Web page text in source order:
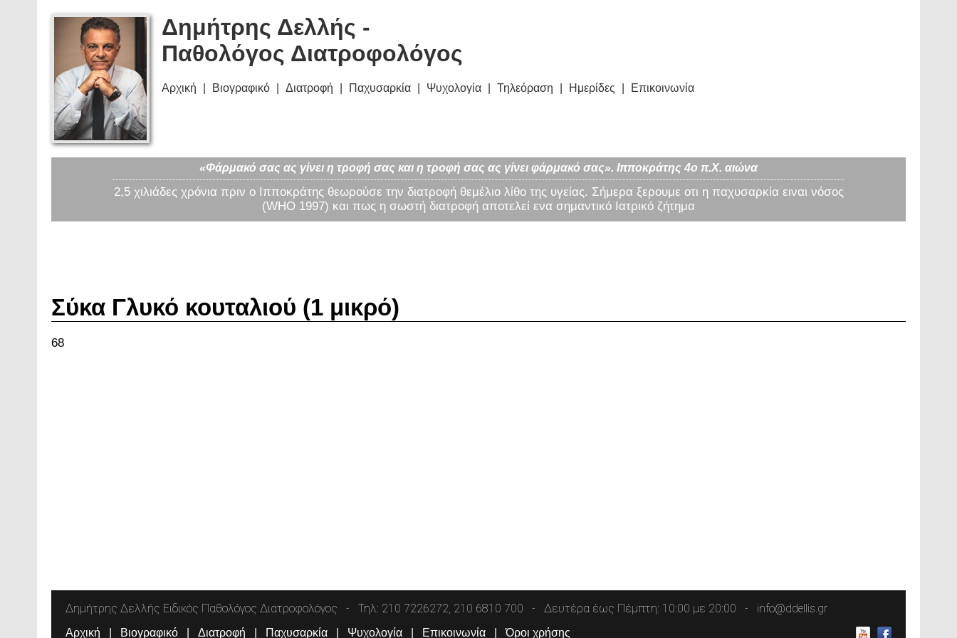
Δημήτρης Δελλής -
Παθολόγος Διατροφολόγος
Αρχική Βιογραφικό Διατροφή Παχυσαρκία Ψυχολογία Τηλεόραση Ημερίδες Επικοινωνία
«Φάρμακό σας ας γίνει η τροφή σας και η τροφή σας ας γίνει φάρμακό σας». Ιπποκράτης 4ο π.Χ. αιώνα
2,5 χιλιάδες χρόνια πριν ο Ιπποκράτης θεωρούσε την διατροφή θεμέλιο λίθο της υγείας. Σήμερα ξερουμε οτι η παχυσαρκία ειναι νόσος
(WHO 1997) και πως η σωστή διατροφή αποτελεί ενα σημαντικό Ιατρικό ζήτημα
Σύκα Γλυκό κουταλιού (1 μικρό)
68
Δημήτρης Δελλής Ειδικός Παθολόγος Διατροφολόγος Τηλ: 210 7226272, 210 6810 700 Δευτέρα έως Πέμπτη: 10:00 με 20:00 info@ddellis.gr
Αρχική Βιογραφικό Διατροφή Παχυσαρκία Ψυχολογία Επικοινωνία Όροι χρήσης